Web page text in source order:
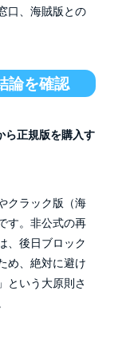
口、海賊版との
論を確認
ら正規版を購入す
クラック版（海
す。非公式の再
、後日ブロック
め、絶対に避け
という大原則さ